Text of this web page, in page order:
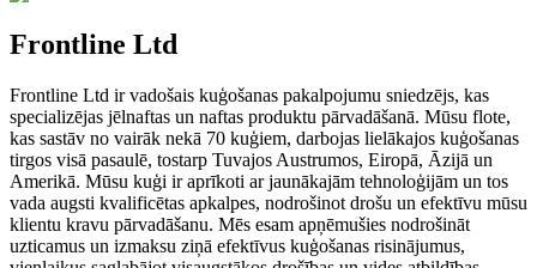
Frontline Ltd
Frontline Ltd ir vadošais kuģošanas pakalpojumu sniedzējs, kas
specializējas jēlnaftas un naftas produktu pārvadāšanā. Mūsu flote,
kas sastāv no vairāk nekā 70 kuģiem, darbojas lielākajos kuģošanas
tirgos visā pasaulē, tostarp Tuvajos Austrumos, Eiropā, Āzijā un
Amerikā. Mūsu kuģi ir aprīkoti ar jaunākajām tehnoloģijām un tos
vada augsti kvalificētas apkalpes, nodrošinot drošu un efektīvu mūsu
klientu kravu pārvadāšanu. Mēs esam apņēmušies nodrošināt
uzticamus un izmaksu ziņā efektīvus kuģošanas risinājumus,